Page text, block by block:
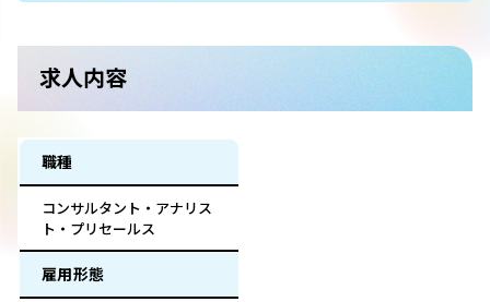
求人内容
職種
コンサルタント・アナリス
ト・プリセールス
雇用形態